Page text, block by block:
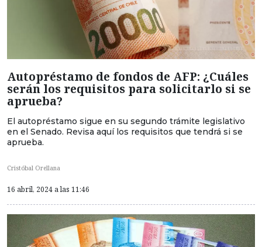
Autopréstamo de fondos de AFP: ¿Cuáles
serán los requisitos para solicitarlo si se
aprueba?
El autopréstamo sigue en su segundo trámite legislativo
en el Senado. Revisa aquí los requisitos que tendrá si se
aprueba.
Cristóbal Orellana
16 abril, 2024 a las 11:46